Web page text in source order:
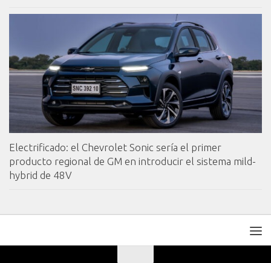
Electrificado: el Chevrolet Sonic sería el primer
producto regional de GM en introducir el sistema mild-
hybrid de 48V